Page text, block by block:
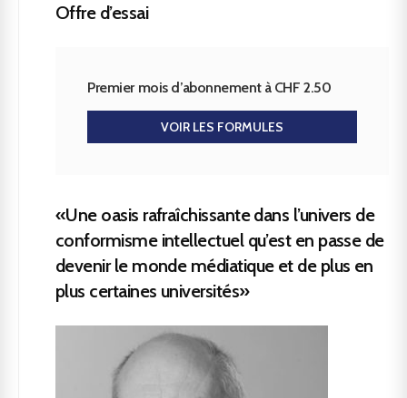
Offre d’essai
Premier mois d’abonnement à CHF 2.50
VOIR LES FORMULES
«Une oasis rafraîchissante dans l’univers de
conformisme intellectuel qu’est en passe de
devenir le monde médiatique et de plus en
plus certaines universités»